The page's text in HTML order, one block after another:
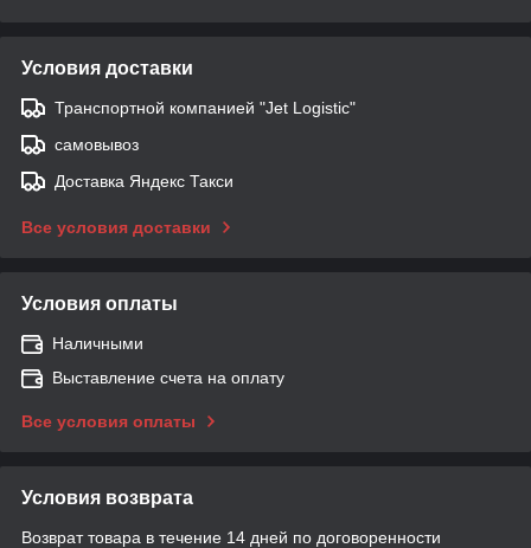
Условия доставки
Транспортной компанией "Jet Logistic"
самовывоз
Доставка Яндекс Такси
Все условия доставки
Условия оплаты
Наличными
Выставление счета на оплату
Все условия оплаты
Условия возврата
Возврат товара в течение 14 дней по договоренности